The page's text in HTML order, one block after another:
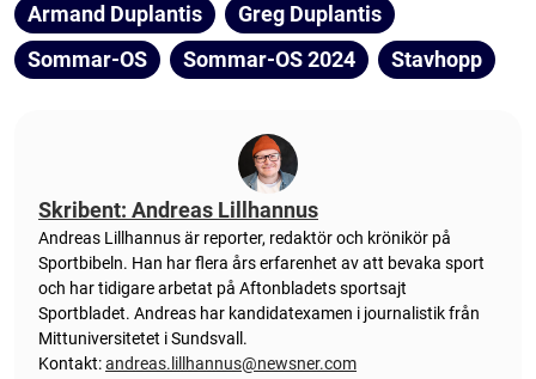
Armand Duplantis
Greg Duplantis
Sommar-OS
Sommar-OS 2024 Stavhopp
Skribent: Andreas Lillhannus
Andreas Lillhannus är reporter, redaktör och krönikör på
Sportbibeln. Han har flera års erfarenhet av att bevaka sport
och har tidigare arbetat på Aftonbladets sportsajt
Sportbladet. Andreas har kandidatexamen i journalistik från
Mittuniversitetet i Sundsvall.
Kontakt:andreas.lillhannus@newsner.com